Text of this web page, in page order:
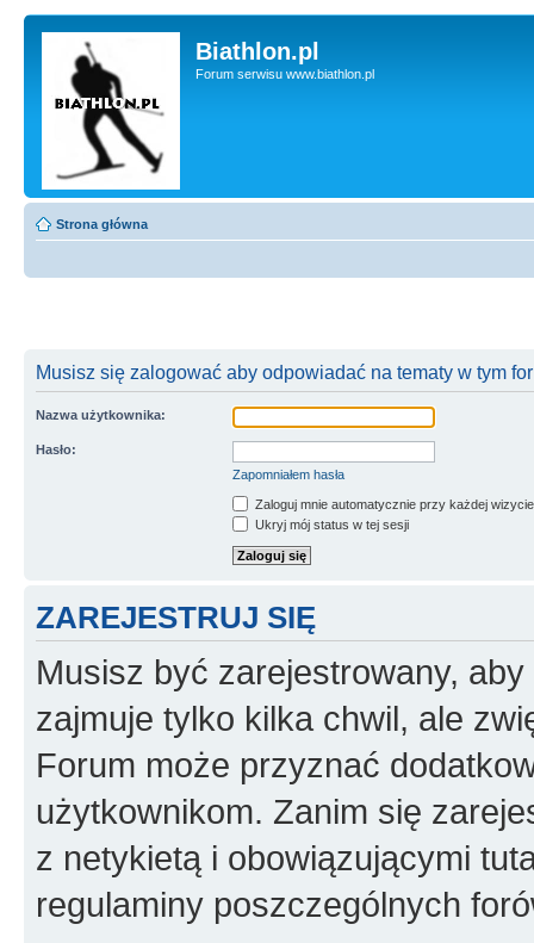
Biathlon.pl
Forum serwisu www.biathlon.pl
Strona główna
Musisz się zalogować aby odpowiadać na tematy w tym
Nazwa użytkownika:
Hasło:
Zapomniałem hasła
Zaloguj mnie automatycznie przy każdej wizycie
Ukryj mój status w tej sesji
ZAREJESTRUJ SIĘ
Musisz być zarejestrowany,
zajmuje tylko kilka chwil, ale
Forum może przyznać
użytkownikom. Zanim się
z netykietą i obowiązującymi
regulaminy poszczególnych